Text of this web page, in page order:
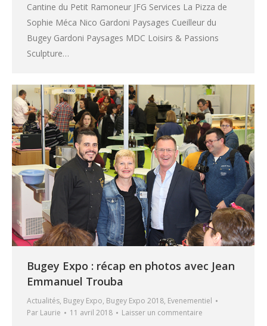
Cantine du Petit Ramoneur JFG Services La Pizza de
Sophie Méca Nico Gardoni Paysages Cueilleur du
Bugey Gardoni Paysages MDC Loisirs & Passions
Sculpture…
Bugey Expo : récap en photos avec Jean
Emmanuel Trouba
Actualités, Bugey Expo, Bugey Expo 2018, Evenementiel
Par Laurie 11 avril 2018 Laisser un commentaire